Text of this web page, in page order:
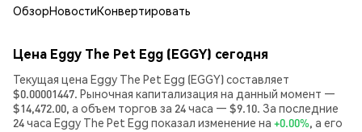
ОбзорНовостиКонвертировать
Цена Eggy The Pet Egg (EGGY) сегодня
Текущая цена Eggy The Pet Egg (EGGY) составляет
$0.00001447. Рыночная капитализация на данный момент —
$14,472.00, а объем торгов за 24 часа — $9.10. За последние
24 часа Eggy The Pet Egg показал изменение на +0.00%, а его